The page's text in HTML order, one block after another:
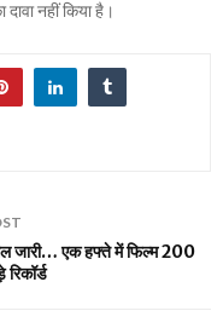
नहीं किया है।
एक हफ्ते में फिल्म 200